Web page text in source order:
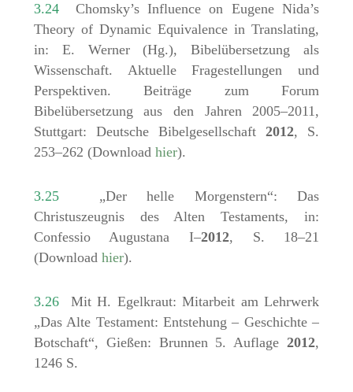
3.24Chomsky’s Influence on Eugene Nida’s
Theory of Dynamic Equivalence in Translating,
in: E. Werner (Hg.), Bibelübersetzung als
Wissenschaft. Aktuelle Fragestellungen und
Perspektiven. Beiträge zum Forum
Bibelübersetzung aus den Jahren 2005–2011,
Stuttgart: Deutsche Bibelgesellschaft2012, S.
253–262 (Download hier).
3.25„Der helle Morgenstern“: Das
Christuszeugnis des Alten Testaments, in:
Confessio Augustana I–2012, S. 18–21
(Download hier).
3.26Mit H. Egelkraut: Mitarbeit am Lehrwerk
„Das Alte Testament: Entstehung – Geschichte –
Botschaft“, Gießen: Brunnen 5. Auflage2012,
1246 S.